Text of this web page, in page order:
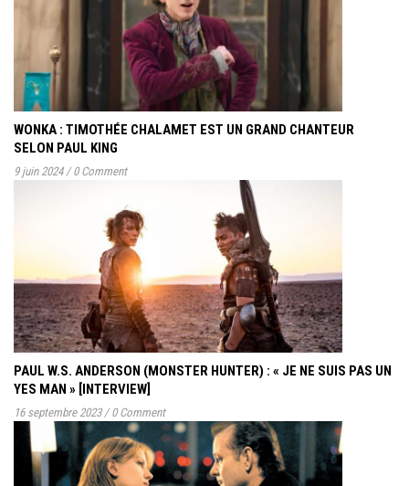
WONKA : TIMOTHÉE CHALAMET EST UN GRAND CHANTEUR
SELON PAUL KING
9 juin 2024 / 0 Comment
PAUL W.S. ANDERSON (MONSTER HUNTER) : « JE NE SUIS PAS UN
YES MAN » [INTERVIEW]
16 septembre 2023 / 0 Comment